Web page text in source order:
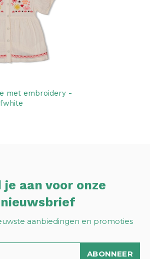
met embroidery -
je aan voor onze
nieuwsbrief
aanbiedingen en promoties
ABONNEER